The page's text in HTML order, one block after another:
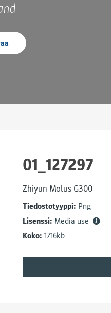
01_127297
Zhiyun Molus G300
Tiedostotyyppi: Png
Lisenssi: Media use
Koko: 1716kb